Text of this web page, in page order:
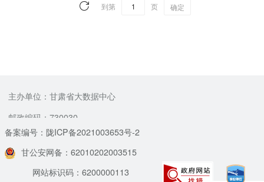
到第 页 确定
主办单位：甘肃省大数据中心
邮政编码：730030
备案编号：陇ICP备2021003653号-2
甘公安网备：62010202003515
网站标识码：6200000113